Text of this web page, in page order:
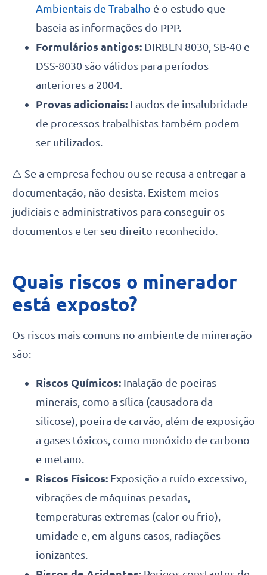
Ambientais de Trabalho é o estudo que
baseia as informações do PPP.
Formulários antigos: DIRBEN 8030, SB-40 e
DSS-8030 são válidos para períodos
anteriores a 2004.
Provas adicionais: Laudos de insalubridade
de processos trabalhistas também podem
ser utilizados.
⚠️ Se a empresa fechou ou se recusa a entregar a
documentação, não desista. Existem meios
judiciais e administrativos para conseguir os
documentos e ter seu direito reconhecido.
Quais riscos o minerador
está exposto?
Os riscos mais comuns no ambiente de mineração
são:
Riscos Químicos: Inalação de poeiras
minerais, como a sílica (causadora da
silicose), poeira de carvão, além de exposição
a gases tóxicos, como monóxido de carbono
e metano.
Riscos Físicos: Exposição a ruído excessivo,
vibrações de máquinas pesadas,
temperaturas extremas (calor ou frio),
umidade e, em alguns casos, radiações
ionizantes.